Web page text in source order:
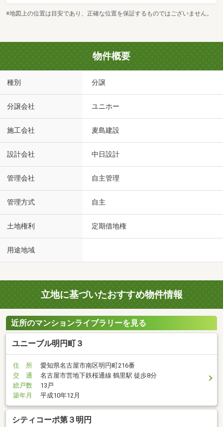
※地図上の位置は目安であり、正確な位置を保証するものではございません。
物件概要
種別 分譲
分譲会社 ユニホー
施工会社 麦島建設
設計会社 中日設計
管理会社 自主管理
管理方式 自主
土地権利 定期借地権
用途地域
立地に基づいたおすすめ物件情報
近所のマンションライブラリーを見る
ユニーブル明円町３
住 所
愛知県名古屋市南区明円町216番
交 通
名古屋市営地下鉄桜通線 鶴里駅 徒歩8分
総戸数
13戸
築年月
平成10年12月
シティコーポ第３明円